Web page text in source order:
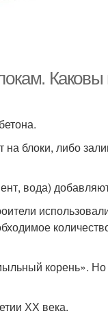
на блоки, либо
вода)
корень».
ХХ века.